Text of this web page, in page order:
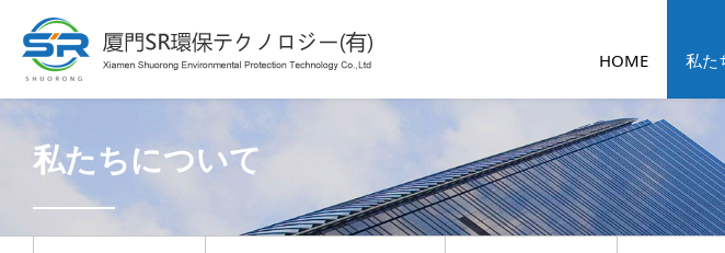
HOME 私た
私たちについて